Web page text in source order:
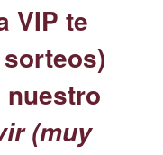
VIP te
nuestro
(muy